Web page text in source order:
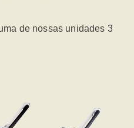
de nossas unidades 3